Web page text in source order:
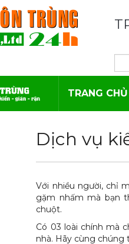
TRANG CHỦ
Dịch vụ
Với nhiều người, chỉ
gặm nhấm mà bạn
chuột.
Có 03 loài chính mà
nhà. Hãy cùng chúng